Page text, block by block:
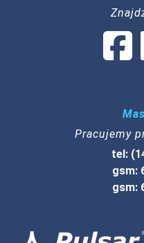
Pracujemy
tel:
gsm:
gsm: